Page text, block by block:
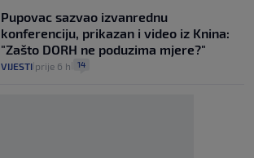
Pupovac sazvao izvanrednu
konferenciju, prikazan i video iz Knina:
"Zašto DORH ne poduzima mjere?"
VIJESTI prije 6 h 14